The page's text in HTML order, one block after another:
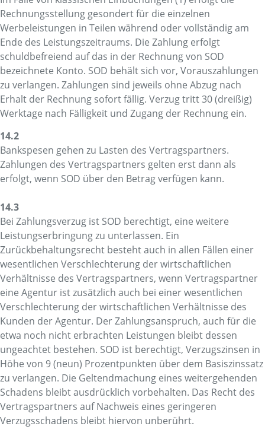
Rechnungsstellung gesondert für die einzelnen
Werbeleistungen in Teilen während oder vollständig am
Ende des Leistungszeitraums. Die Zahlung erfolgt
schuldbefreiend auf das in der Rechnung von SOD
bezeichnete Konto. SOD behält sich vor, Vorauszahlungen
zu verlangen. Zahlungen sind jeweils ohne Abzug nach
Erhalt der Rechnung sofort fällig. Verzug tritt 30 (dreißig)
Werktage nach Fälligkeit und Zugang der Rechnung ein.
14.2
Bankspesen gehen zu Lasten des Vertragspartners.
Zahlungen des Vertragspartners gelten erst dann als
erfolgt, wenn SOD über den Betrag verfügen kann.
14.3
Bei Zahlungsverzug ist SOD berechtigt, eine weitere
Leistungserbringung zu unterlassen. Ein
Zurückbehaltungsrecht besteht auch in allen Fällen einer
wesentlichen Verschlechterung der wirtschaftlichen
Verhältnisse des Vertragspartners, wenn Vertragspartner
eine Agentur ist zusätzlich auch bei einer wesentlichen
Verschlechterung der wirtschaftlichen Verhältnisse des
Kunden der Agentur. Der Zahlungsanspruch, auch für die
etwa noch nicht erbrachten Leistungen bleibt dessen
ungeachtet bestehen. SOD ist berechtigt, Verzugszinsen in
Höhe von 9 (neun) Prozentpunkten über dem Basiszinssatz
zu verlangen. Die Geltendmachung eines weitergehenden
Schadens bleibt ausdrücklich vorbehalten. Das Recht des
Vertragspartners auf Nachweis eines geringeren
Verzugsschadens bleibt hiervon unberührt.